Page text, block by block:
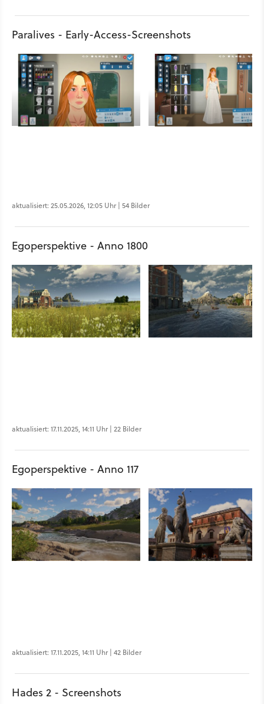
Paralives - Early-Access-Screenshots
aktualisiert: 25.05.2026, 12:05 Uhr | 54 Bilder
Egoperspektive - Anno 1800
aktualisiert: 17.11.2025, 14:11 Uhr | 22 Bilder
Egoperspektive - Anno 117
aktualisiert: 17.11.2025, 14:11 Uhr | 42 Bilder
Hades 2 - Screenshots